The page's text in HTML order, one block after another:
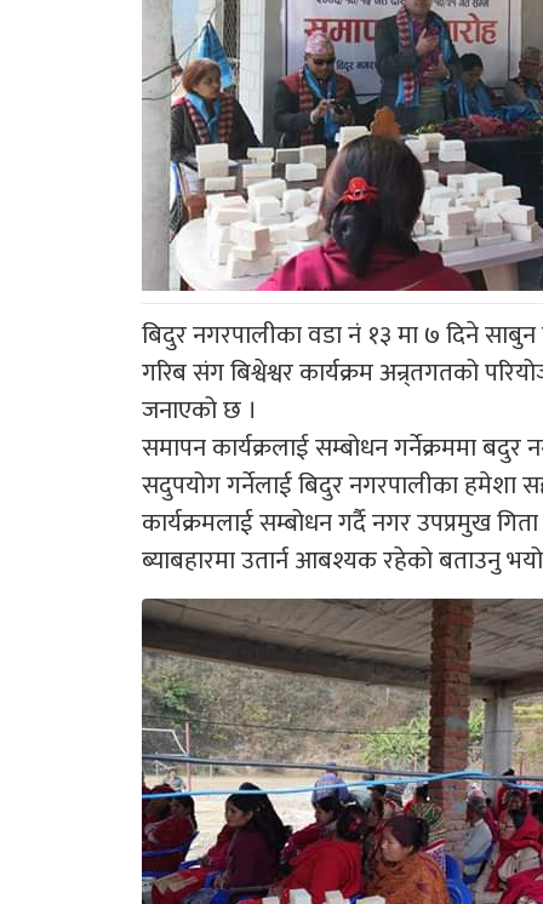
बिदुर नगरपालीका वडा नं १३ मा ७ दिने
गरिब संग बिश्वेश्वर कार्यक्रम अन्र्तगतको
जनाएको छ ।
समापन कार्यक्रलाई सम्बोधन गर्नेक्रममा
सदुपयोग गर्नेलाई बिदुर नगरपालीका हमेशा
कार्यक्रमलाई सम्बोधन गर्दै नगर उपप्रमुख
ब्याबहारमा उतार्न आबश्यक रहेको बताउनु